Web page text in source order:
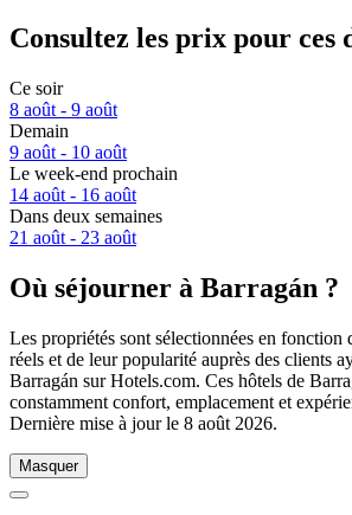
Consultez les prix pour ces
Ce soir
8 août - 9 août
Demain
9 août - 10 août
Le week-end prochain
14 août - 16 août
Dans deux semaines
21 août - 23 août
Où séjourner à Barragán ?
Les propriétés sont sélectionnées en fonction
réels et de leur popularité auprès des clients
Barragán sur Hotels.com. Ces hôtels de
constamment confort, emplacement et
Dernière mise à jour le 8 août 2026.
Masquer